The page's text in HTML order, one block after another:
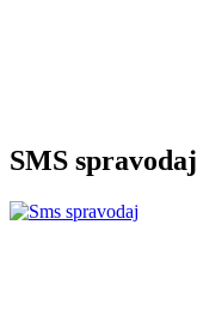
SMS spravodaj